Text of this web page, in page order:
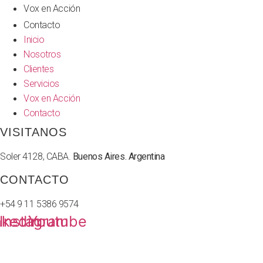
Vox en Acción
Contacto
Inicio
Nosotros
Clientes
Servicios
Vox en Acción
Contacto
VISITANOS
Soler 4128, CABA. Buenos Aires. Argentina
CONTACTO
+54 9 11 5386 9574
Youtube